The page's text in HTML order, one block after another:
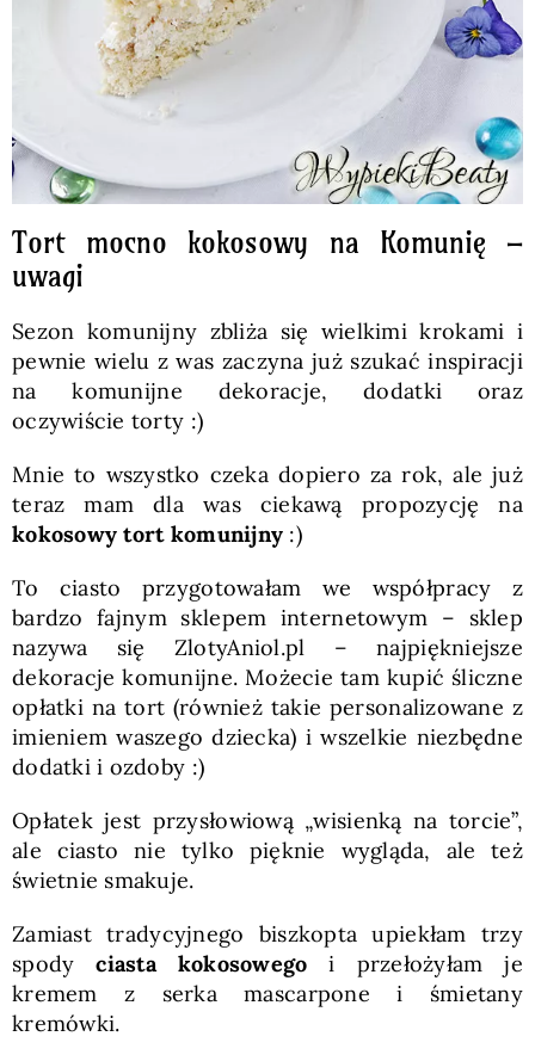
Tort mocno kokosowy na Komunię –
uwagi
Sezon komunijny zbliża się wielkimi krokami i
pewnie wielu z was zaczyna już szukać inspiracji
na komunijne dekoracje, dodatki oraz
oczywiście torty :)
Mnie to wszystko czeka dopiero za rok, ale już
teraz mam dla was ciekawą propozycję na
kokosowy tort komunijny :)
To ciasto przygotowałam we współpracy z
bardzo fajnym sklepem internetowym – sklep
nazywa się ZlotyAniol.pl – najpiękniejsze
dekoracje komunijne. Możecie tam kupić śliczne
opłatki na tort (również takie personalizowane z
imieniem waszego dziecka) i wszelkie niezbędne
dodatki i ozdoby :)
Opłatek jest przysłowiową „wisienką na torcie”,
ale ciasto nie tylko pięknie wygląda, ale też
świetnie smakuje.
Zamiast tradycyjnego biszkopta upiekłam trzy
spodyciasta kokosowego i przełożyłam je
kremem z serka mascarpone i śmietany
kremówki.